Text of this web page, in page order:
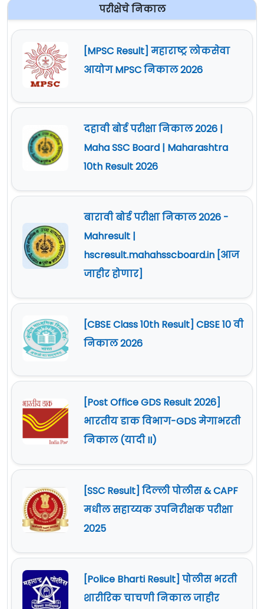
परीक्षेचे निकाल
[MPSC Result] महाराष्ट्र लोकसेवा
आयोग MPSC निकाल 2026
दहावी बोर्ड परीक्षा निकाल 2026 |
Maha SSC Board | Maharashtra
10th Result 2026
बारावी बोर्ड परीक्षा निकाल 2026 -
Mahresult |
hscresult.mahahsscboard.in [आज
जाहीर होणार]
[CBSE Class 10th Result] CBSE 10 वी
निकाल 2026
[Post Office GDS Result 2026]
भारतीय डाक विभाग-GDS मेगाभरती
निकाल (यादी II)
[SSC Result] दिल्ली पोलीस & CAPF
मधील सहाय्यक उपनिरीक्षक परीक्षा
2025
[Police Bharti Result] पोलीस भरती
शारीरिक चाचणी निकाल जाहीर